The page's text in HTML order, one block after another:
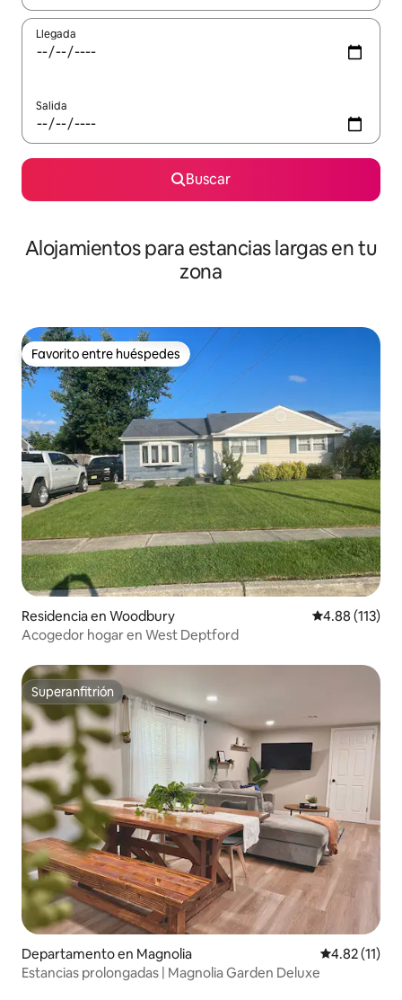
Llegada
Salida
Buscar
Alojamientos para estancias largas en tu
zona
Favorito entre huéspedes
Favorito entre huéspedes
Residencia en Woodbury Calificación
4.88 (113)
Acogedor hogar en West Deptford
Superanfitrión
Superanfitrión
Departamento en Magnolia Calificación
4.82 (11)
Estancias prolongadas | Magnolia Garden Deluxe